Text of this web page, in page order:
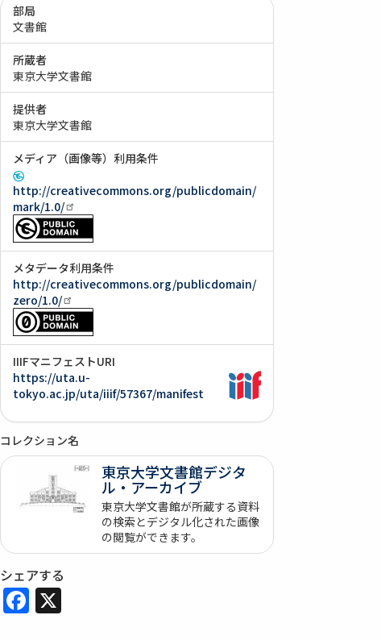
部局
文書館
所蔵者
東京大学文書館
提供者
東京大学文書館
メディア（画像等）利用条件
http://creativecommons.org/publicdomain/
mark/1.0/
メタデータ利用条件
http://creativecommons.org/publicdomain/
zero/1.0/
IIIFマニフェストURI
https://uta.u-
tokyo.ac.jp/uta/iiif/57367/manifest
コレクション名
東京大学文書館デジタ
ル・アーカイブ
東京大学文書館が所蔵する資料
の検索とデジタル化された画像
の閲覧ができます。
シェアする
Facebook
X